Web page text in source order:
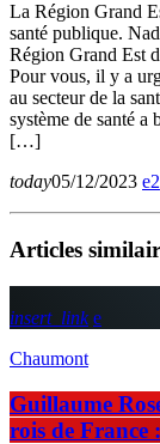
La Région Grand
santé publique.
Région Grand Est
Pour vous, il y a
au secteur de la
système de santé a
[…]
today05/12/2023 2
Articles
insert_link
Chaumont
Guillaume
rois de France